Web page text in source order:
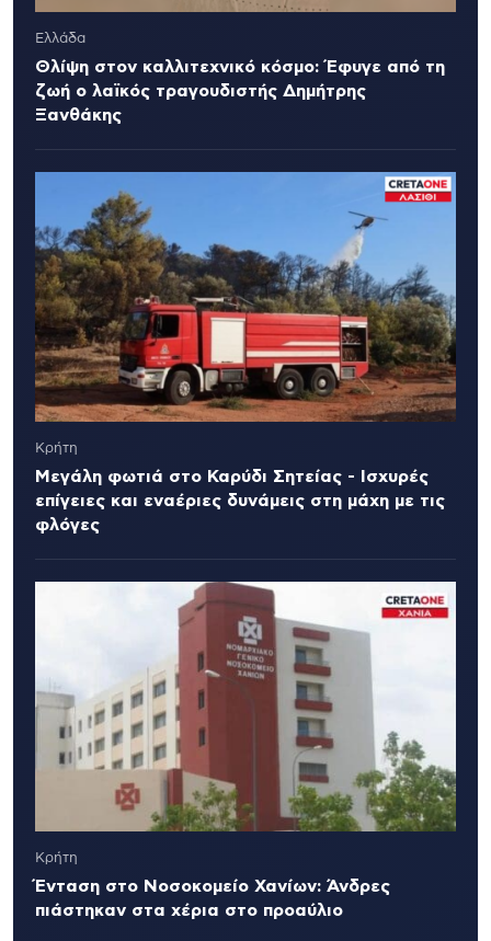
Ελλάδα
Θλίψη στον καλλιτεχνικό κόσμο: Έφυγε από τη
ζωή ο λαϊκός τραγουδιστής Δημήτρης
Ξανθάκης
Κρήτη
Μεγάλη φωτιά στο Καρύδι Σητείας - Ισχυρές
επίγειες και εναέριες δυνάμεις στη μάχη με τις
φλόγες
Κρήτη
Ένταση στο Νοσοκομείο Χανίων: Άνδρες
πιάστηκαν στα χέρια στο προαύλιο